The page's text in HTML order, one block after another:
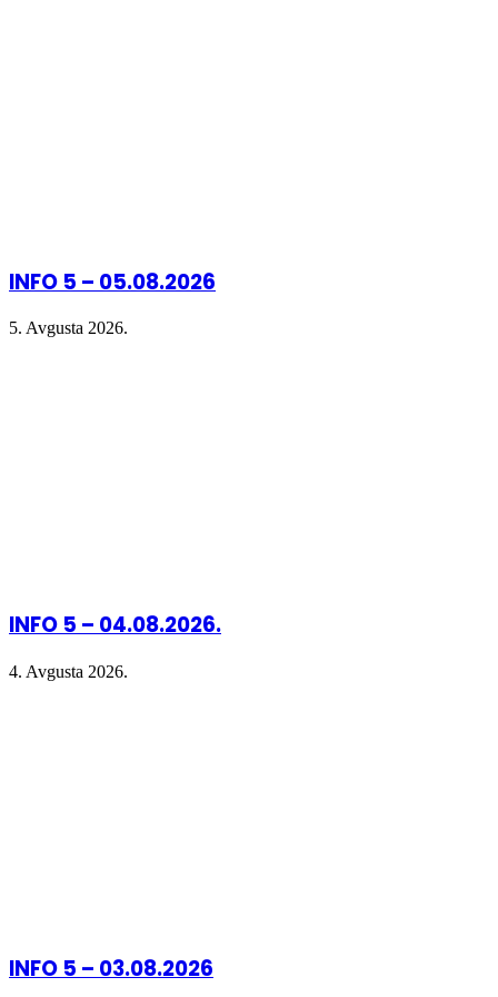
INFO 5 – 05.08.2026
5. Avgusta 2026.
INFO 5 – 04.08.2026.
4. Avgusta 2026.
INFO 5 – 03.08.2026